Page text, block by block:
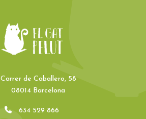
Carrer de Caballero, 58
08014 Barcelona
634 529 866